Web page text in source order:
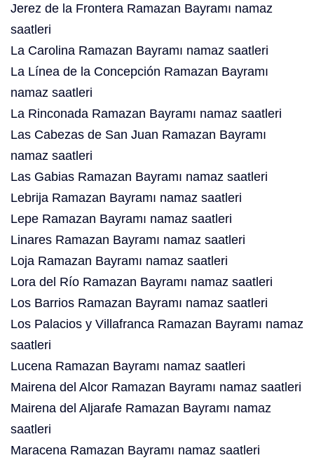
Jerez de la Frontera Ramazan Bayramı namaz
saatleri
La Carolina Ramazan Bayramı namaz saatleri
La Línea de la Concepción Ramazan Bayramı
namaz saatleri
La Rinconada Ramazan Bayramı namaz saatleri
Las Cabezas de San Juan Ramazan Bayramı
namaz saatleri
Las Gabias Ramazan Bayramı namaz saatleri
Lebrija Ramazan Bayramı namaz saatleri
Lepe Ramazan Bayramı namaz saatleri
Linares Ramazan Bayramı namaz saatleri
Loja Ramazan Bayramı namaz saatleri
Lora del Río Ramazan Bayramı namaz saatleri
Los Barrios Ramazan Bayramı namaz saatleri
Los Palacios y Villafranca Ramazan Bayramı namaz
saatleri
Lucena Ramazan Bayramı namaz saatleri
Mairena del Alcor Ramazan Bayramı namaz saatleri
Mairena del Aljarafe Ramazan Bayramı namaz
saatleri
Maracena Ramazan Bayramı namaz saatleri